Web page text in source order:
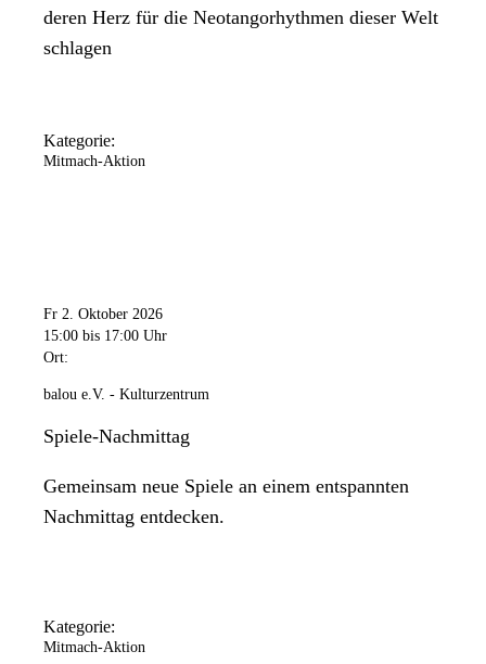
deren Herz für die Neotangorhythmen dieser Welt
schlagen
Kategorie:
Mitmach-Aktion
Fr 2. Oktober 2026
15:00 bis 17:00 Uhr
Ort:
balou e.V. - Kulturzentrum
Spiele-Nachmittag
Gemeinsam neue Spiele an einem entspannten
Nachmittag entdecken.
Kategorie:
Mitmach-Aktion